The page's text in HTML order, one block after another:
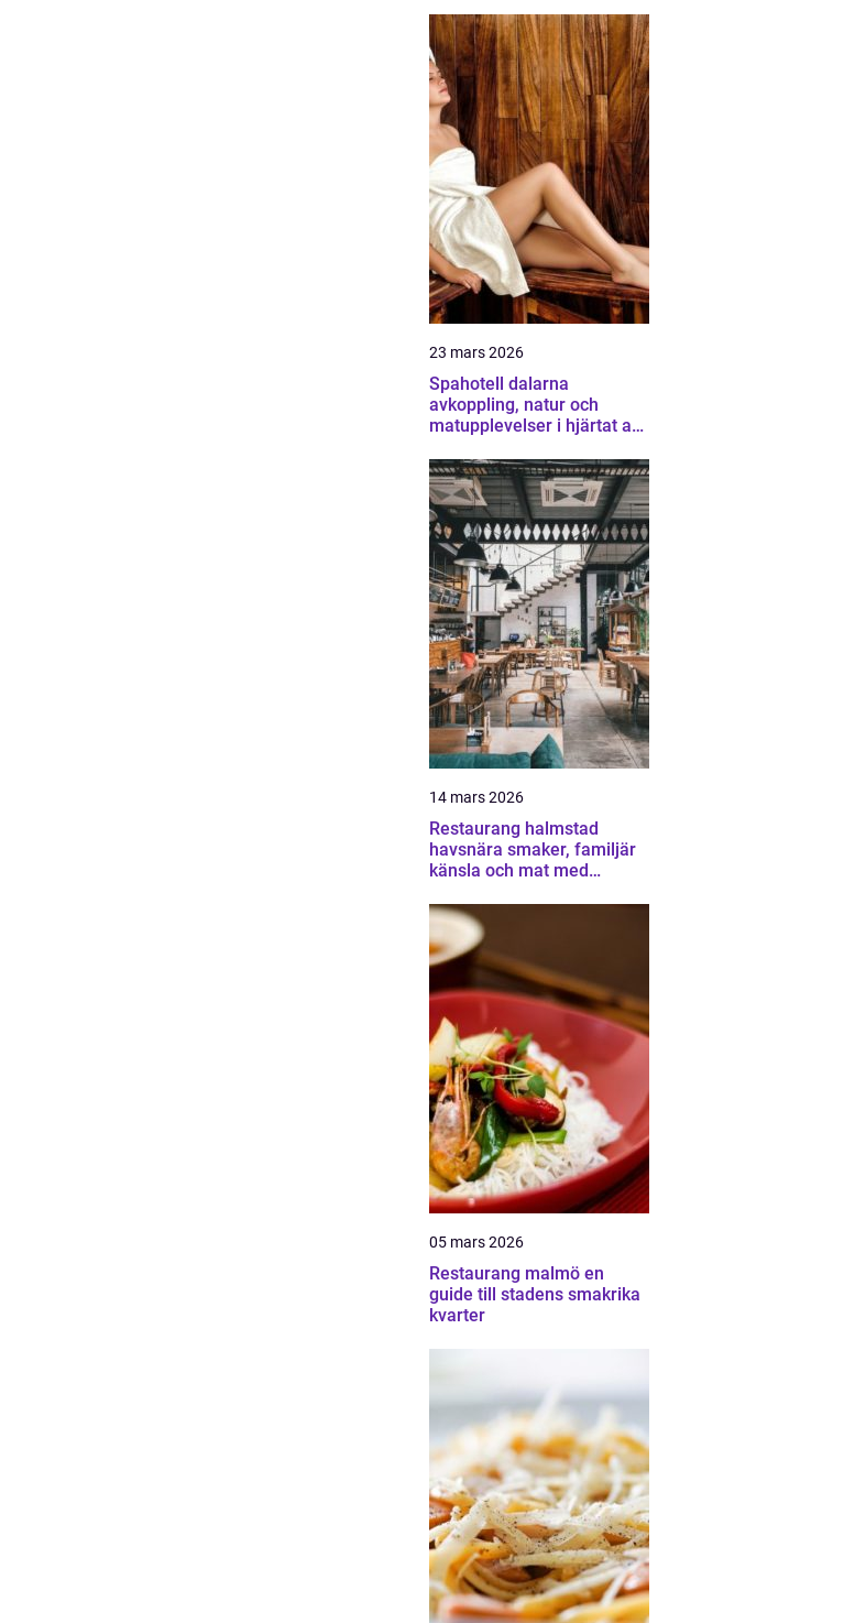
23 mars 2026
Spahotell dalarna
avkoppling, natur och
matupplevelser i hjärtat av
14 mars 2026
Restaurang halmstad
havsnära smaker, familjär
känsla och mat med
05 mars 2026
Restaurang malmö en
guide till stadens smakrika
kvarter